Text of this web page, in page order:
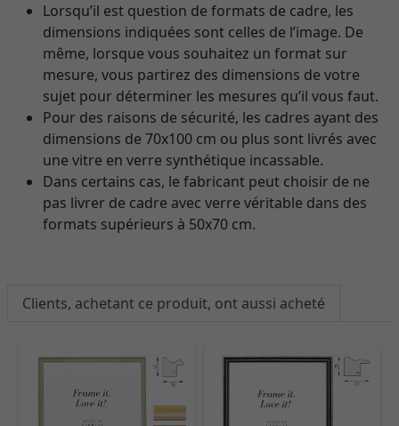
Lorsqu’il est question de formats de cadre, les
dimensions indiquées sont celles de l’image. De
même, lorsque vous souhaitez un format sur
mesure, vous partirez des dimensions de votre
sujet pour déterminer les mesures qu’il vous faut.
Pour des raisons de sécurité, les cadres ayant des
dimensions de 70x100 cm ou plus sont livrés avec
une vitre en verre synthétique incassable.
Dans certains cas, le fabricant peut choisir de ne
pas livrer de cadre avec verre véritable dans des
formats supérieurs à 50x70 cm.
Clients, achetant ce produit, ont aussi acheté